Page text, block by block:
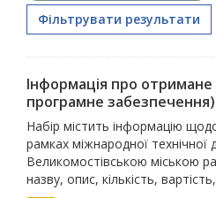
Фільтрувати результати
Інформація про
програмне
Набір містить інформацію
рамках міжнародної технічної
Великомостівською міською
назву, опис, кількість,